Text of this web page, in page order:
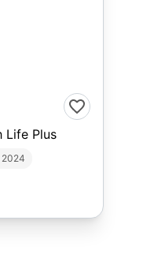
Life Plus
2024